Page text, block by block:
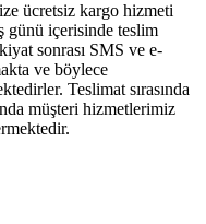
ücretsiz kargo hizmeti
günü içerisinde teslim
sonrası SMS ve e-
ve böylece
Teslimat sırasında
müşteri hizmetlerimiz